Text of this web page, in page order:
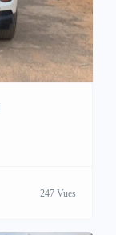
247 Vues